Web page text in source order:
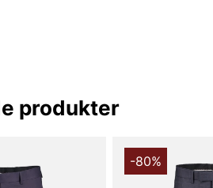
produkter
-80%